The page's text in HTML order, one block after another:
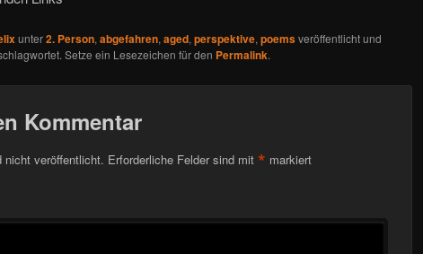
unter2. Person, abgefahren, aged, perspektive, poemsveröffentlicht und
Setze ein Lesezeichen für den Permalink.
Kommentar
nicht veröffentlicht. Erforderliche Felder sind mit * markiert